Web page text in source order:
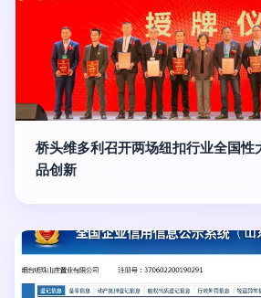
桥头维多利召开两场纽扣行业全国性
品创新